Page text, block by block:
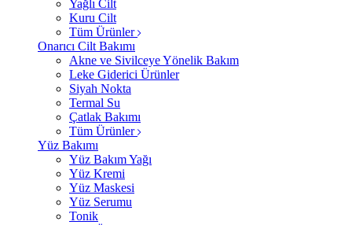
Yağlı Cilt
Kuru Cilt
Tüm Ürünler
Onarıcı Cilt Bakımı
Akne ve Sivilceye Yönelik Bakım
Leke Giderici Ürünler
Siyah Nokta
Termal Su
Çatlak Bakımı
Tüm Ürünler
Yüz Bakımı
Yüz Bakım Yağı
Yüz Kremi
Yüz Maskesi
Yüz Serumu
Tonik